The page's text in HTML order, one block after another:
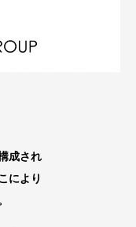
成され
により